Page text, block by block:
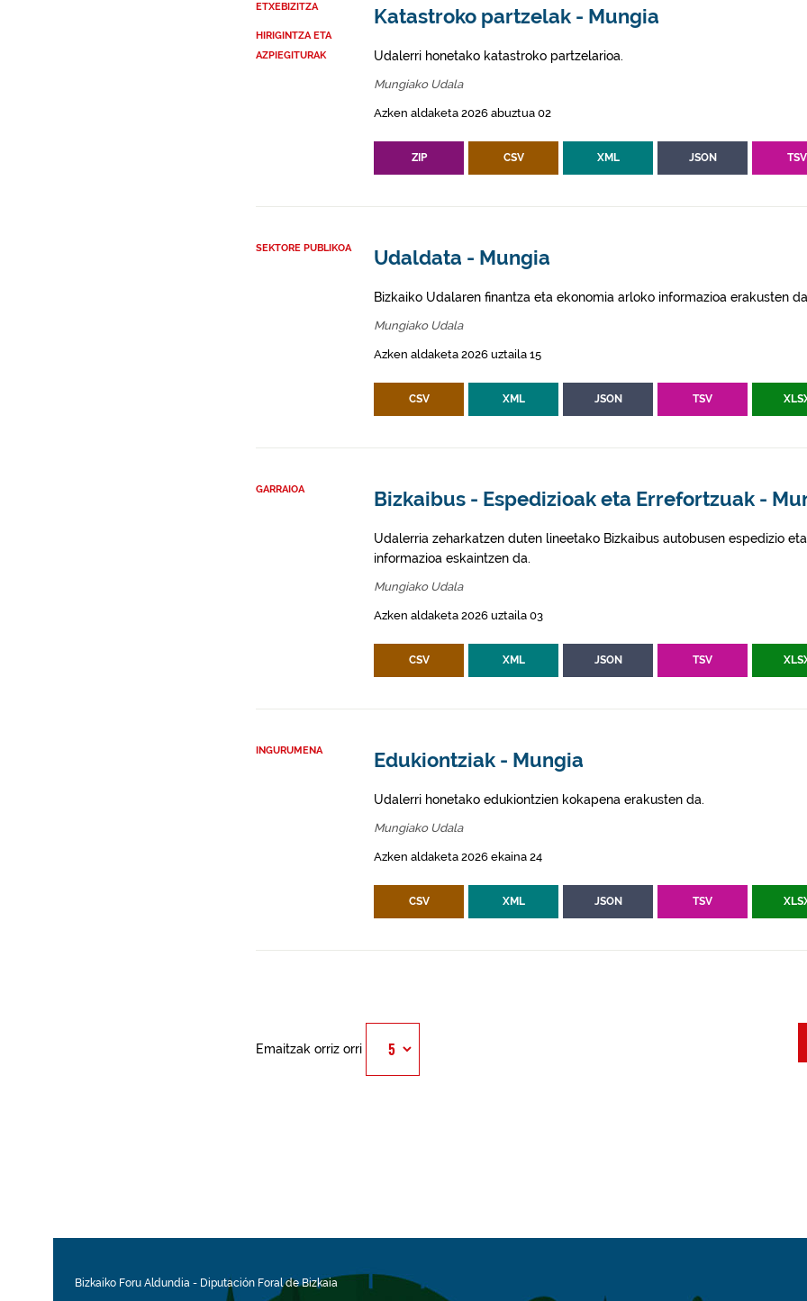
ETXEBIZITZA
HIRIGINTZA ETA
AZPIEGITURAK
Katastroko partzelak - Mungia
Udalerri honetako katastroko partzelarioa.
Mungiako Udala
Azken aldaketa 2026 abuztua 02
ZIP CSV XML JSON TSV
SEKTORE PUBLIKOA Udaldata - Mungia
Bizkaiko Udalaren finantza eta ekonomia arloko informazioa erakusten
Mungiako Udala
Azken aldaketa 2026 uztaila 15
CSV XML JSON TSV
GARRAIOA Bizkaibus - Espedizioak eta Errefortzuak -
Udalerria zeharkatzen duten lineetako Bizkaibus autobusen espedizio
informazioa eskaintzen da.
Mungiako Udala
Azken aldaketa 2026 uztaila 03
CSV XML JSON TSV
INGURUMENA Edukiontziak - Mungia
Udalerri honetako edukiontzien kokapena erakusten da.
Mungiako Udala
Azken aldaketa 2026 ekaina 24
CSV XML JSON TSV
Emaitzak orriz orri
Bizkaiko Foru Aldundia - Diputación Foral de Bizkaia